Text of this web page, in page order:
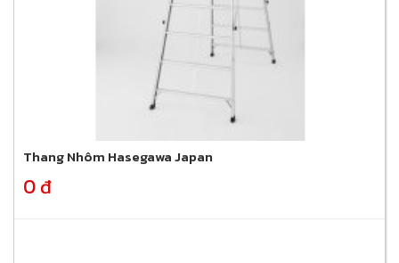
Thang Nhôm Hasegawa Japan
0 đ